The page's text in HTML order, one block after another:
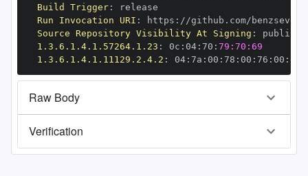
Build Trigger:
Run Invocation URI : https :
Source Repository Visibility At Signing :
1.3.6.1.4.1.57264.1.23 : 0c : 04: 70 : 79:70:69
1.3.6.1.4.1.11129.2.4.2 : 04: 7a : 00 : 78 : 00 : 76 : 00 : dd
Raw Body
Verification